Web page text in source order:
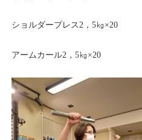
ショルダープレス2，5㎏×20
アームカール2，5㎏×20